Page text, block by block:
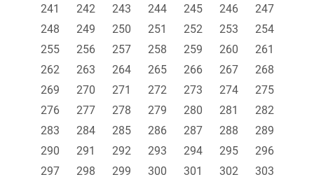
241
242 243 244 245 246
247
248
249 250 251 252 253
254
255
256 257 258 259 260
261
262
263 264 265 266 267
268
269
270 271 272 273 274
275
276
277 278 279 280 281
282
283
284 285 286 287 288
289
290
291 292 293 294 295
296
297
298 299 300 301 302
303